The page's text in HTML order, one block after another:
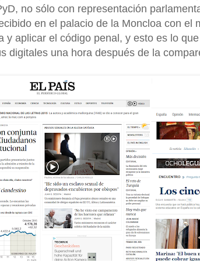
no sólo con representación
en el palacio de la Moncloa con el
y aplicar el código penal, y esto es lo
digitales una hora después de la